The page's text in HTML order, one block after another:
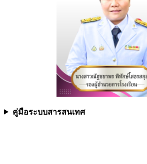
คู่มือระบบสารสนเทศ